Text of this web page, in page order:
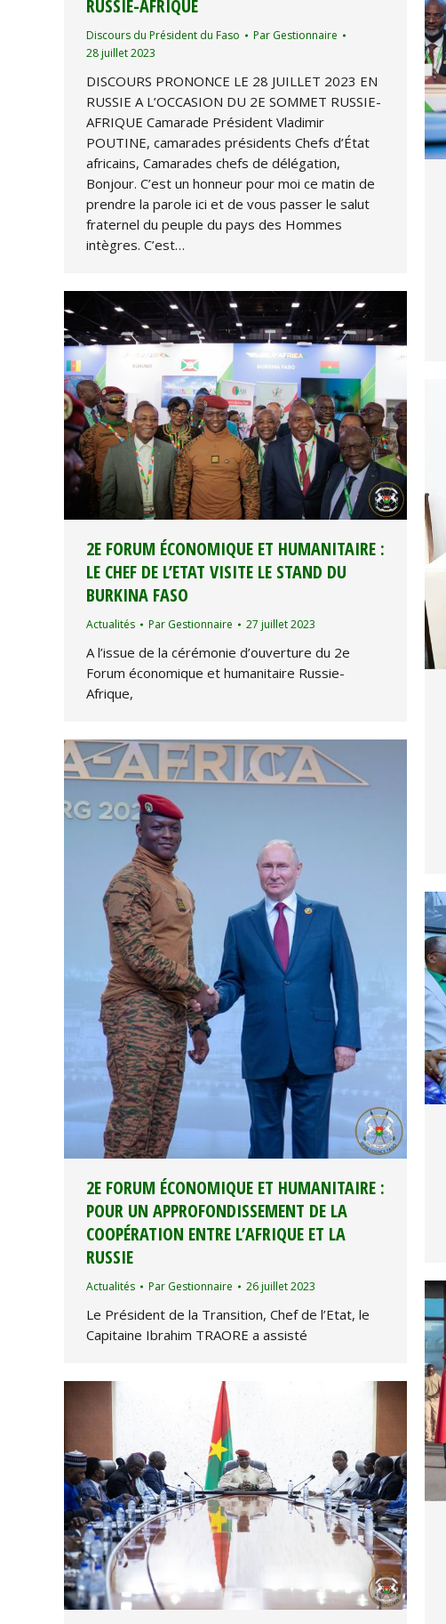
RUSSIE-AFRIQUE
Discours du Président du Faso Par Gestionnaire
28 juillet 2023
DISCOURS PRONONCE LE 28 JUILLET 2023 EN
RUSSIE A L’OCCASION DU 2E SOMMET RUSSIE-
AFRIQUE Camarade Président Vladimir
POUTINE, camarades présidents Chefs d’État
africains, Camarades chefs de délégation,
Bonjour. C’est un honneur pour moi ce matin de
prendre la parole ici et de vous passer le salut
fraternel du peuple du pays des Hommes
intègres. C’est…
2E FORUM ÉCONOMIQUE ET HUMANITAIRE :
LE CHEF DE L’ETAT VISITE LE STAND DU
BURKINA FASO
Actualités Par Gestionnaire 27 juillet 2023
A l’issue de la cérémonie d’ouverture du 2e
Forum économique et humanitaire Russie-
Afrique,
2E FORUM ÉCONOMIQUE ET HUMANITAIRE :
POUR UN APPROFONDISSEMENT DE LA
COOPÉRATION ENTRE L’AFRIQUE ET LA
RUSSIE
Actualités Par Gestionnaire 26 juillet 2023
Le Président de la Transition, Chef de l’Etat, le
Capitaine Ibrahim TRAORE a assisté